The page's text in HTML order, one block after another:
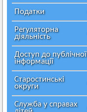
Податки
Регуляторна
діяльність
Доступ до публічної
інформації
Старостинські
округи
Служба у справах